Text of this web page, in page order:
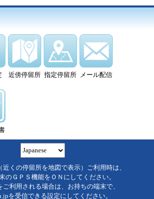
近傍停留所 指定停留所 メール配信
くの停留所を地図で表示）ご利用時は、
のＧＰＳ機能をＯＮにしてください。
利用される場合は、お持ちの端末で、
を受信できる設定にしてください。